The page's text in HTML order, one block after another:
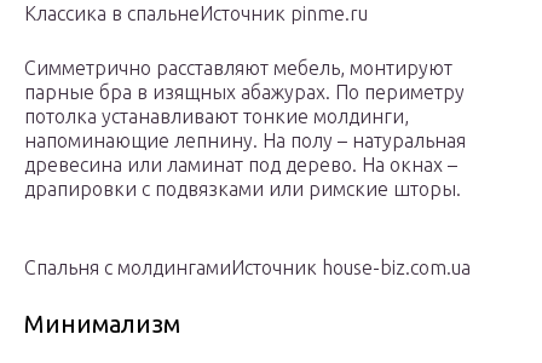
Классика в спальнеИсточник pinme.ru
Симметрично расставляют мебель, монтируют
парные бра в изящных абажурах. По периметру
потолка устанавливают тонкие молдинги,
напоминающие лепнину. На полу – натуральная
древесина или ламинат под дерево. На окнах –
драпировки с подвязками или римские шторы.
Спальня с молдингамиИсточник house-biz.com.ua
Минимализм